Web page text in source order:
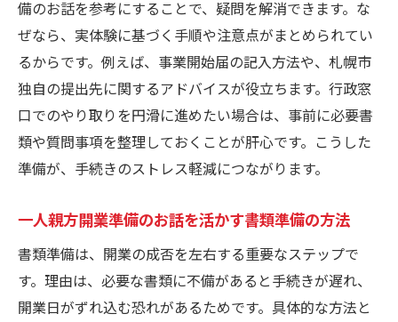
備のお話を参考にすることで、疑問を解消できます。な
ぜなら、実体験に基づく手順や注意点がまとめられてい
るからです。例えば、事業開始届の記入方法や、札幌市
独自の提出先に関するアドバイスが役立ちます。行政窓
口でのやり取りを円滑に進めたい場合は、事前に必要書
類や質問事項を整理しておくことが肝心です。こうした
準備が、手続きのストレス軽減につながります。
一人親方開業準備のお話を活かす書類準備の方法
書類準備は、開業の成否を左右する重要なステップで
す。理由は、必要な書類に不備があると手続きが遅れ、
開業日がずれ込む恐れがあるためです。具体的な方法と